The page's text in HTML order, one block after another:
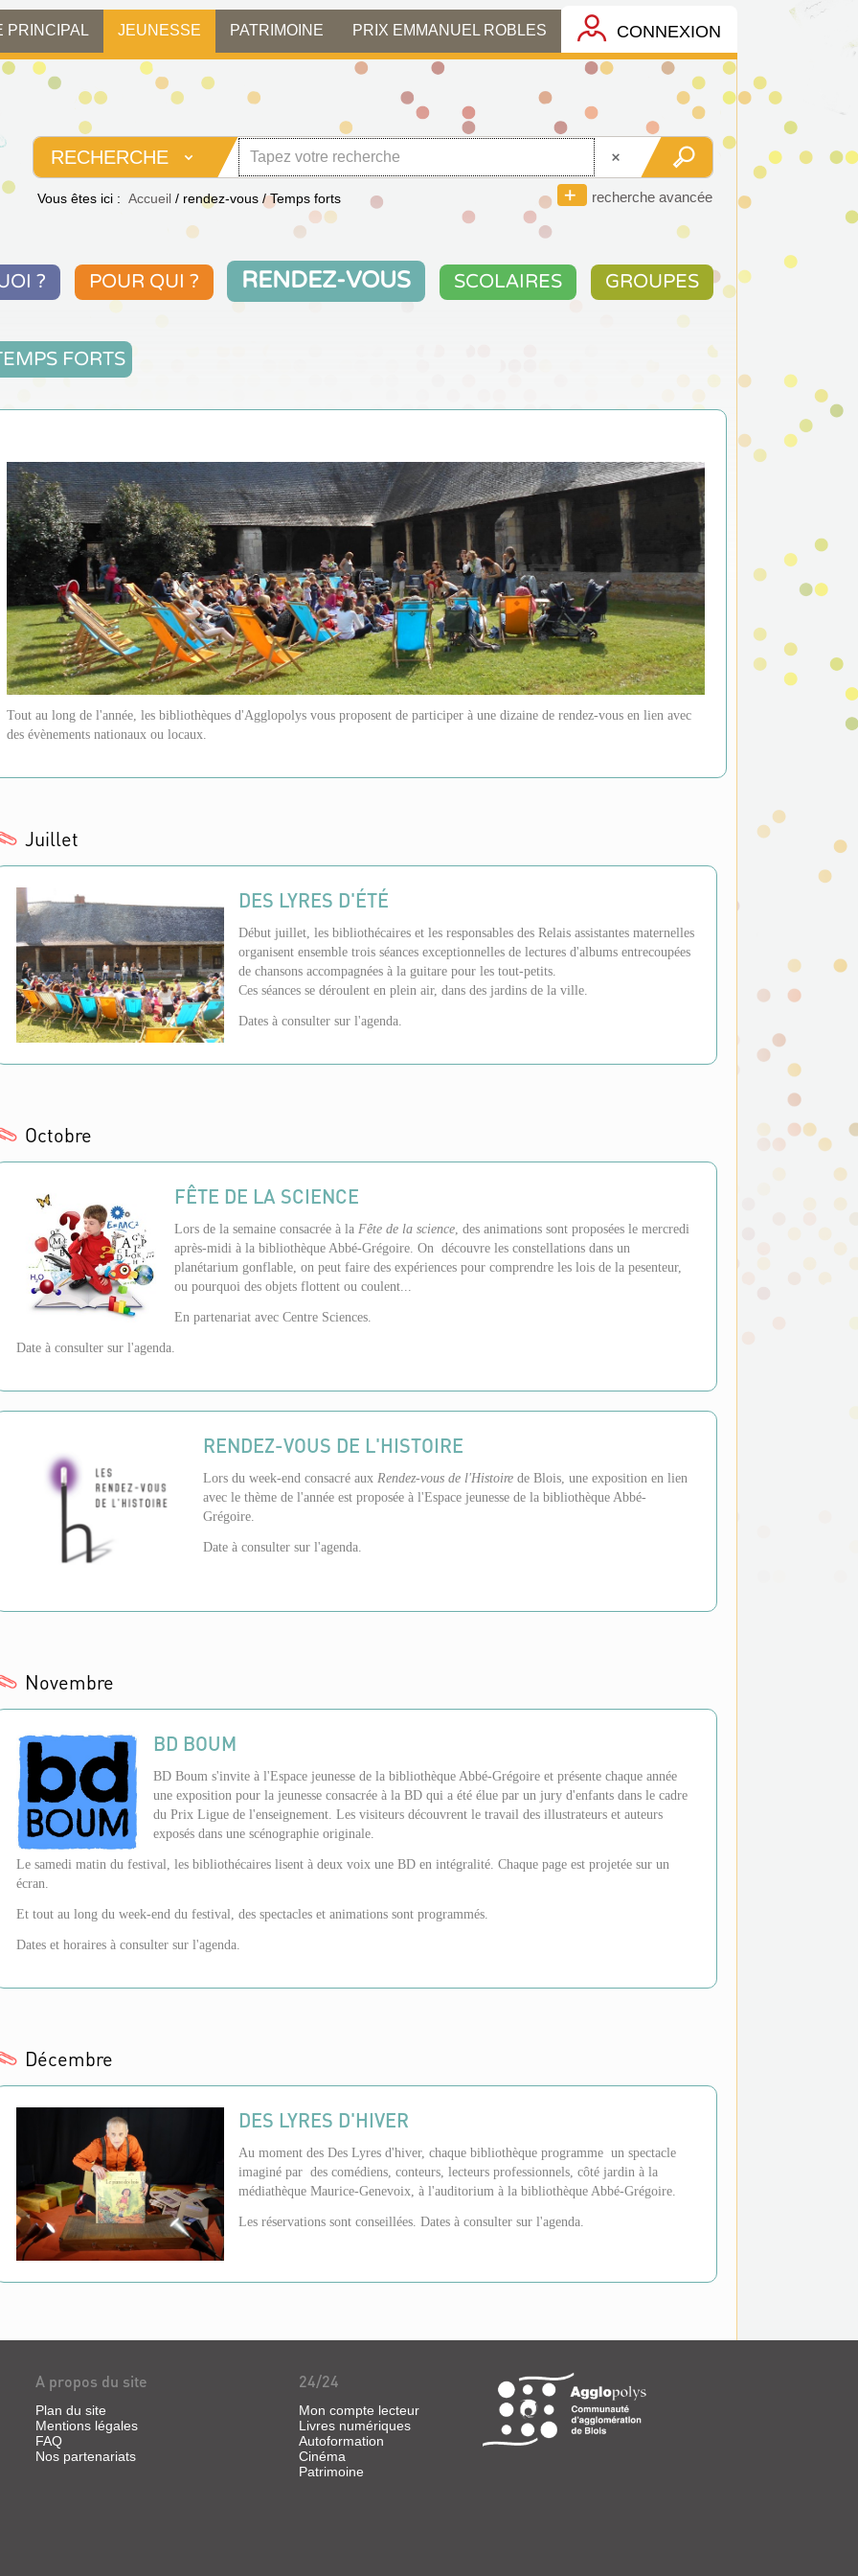
PRINCIPAL JEUNESSE PATRIMOINE PRIX EMMANUEL ROBLES CONNEXION
RECHERCHE
recherche avancée
Vous êtes ici : Accueil / rendez-vous /Temps forts
? POUR QUI ? RENDEZ-VOUS SCOLAIRES GROUPES
FORTS
Tout au long de l'année, les bibliothèques d'Agglopolys vous proposent de participer à une dizaine de rendez-vous en lien avec
des évènements nationaux ou locaux.
Juillet
DES LYRES D'ÉTÉ
Début juillet, les bibliothécaires et les responsables des Relais assistantes maternelles
organisent ensemble trois séances exceptionnelles de lectures d'albums entrecoupées
de chansons accompagnées à la guitare pour les tout-petits.
Ces séances se déroulent en plein air, dans des jardins de la ville.
Dates à consulter sur l'agenda.
Octobre
FÊTE DE LA SCIENCE
Lors de la semaine consacrée à la Fête de la science, des animations sont proposées le mercredi
après-midi à la bibliothèque Abbé-Grégoire. On découvre les constellations dans un
planétarium gonflable, on peut faire des expériences pour comprendre les lois de la pesenteur,
ou pourquoi des objets flottent ou coulent...
En partenariat avec Centre Sciences.
Date à consulter sur l'agenda.
RENDEZ-VOUS DE L'HISTOIRE
Lors du week-end consacré aux Rendez-vous de l'Histoirede Blois, une exposition en lien
avec le thème de l'année est proposée à l'Espace jeunesse de la bibliothèque Abbé-
Grégoire.
Date à consulter sur l'agenda.
Novembre
BD BOUM
BD Boum s'invite à l'Espace jeunesse de la bibliothèque Abbé-Grégoire et présente chaque année
une exposition pour la jeunesse consacrée à la BD qui a été élue par un jury d'enfants dans le cadre
du Prix Ligue de l'enseignement. Les visiteurs découvrent le travail des illustrateurs et auteurs
exposés dans une scénographie originale.
Le samedi matin du festival, les bibliothécaires lisent à deux voix une BD en intégralité. Chaque page est projetée sur un
écran.
Et tout au long du week-end du festival, des spectacles et animations sont programmés.
Dates et horaires à consulter sur l'agenda.
Décembre
DES LYRES D'HIVER
Au moment des Des Lyres d'hiver, chaque bibliothèque programme un spectacle
imaginé par des comédiens, conteurs, lecteurs professionnels, côté jardin à la
médiathèque Maurice-Genevoix, à l'auditorium à la bibliothèque Abbé-Grégoire.
Les réservations sont conseillées. Dates à consulter sur l'agenda.
A propos du site
Plan du site
Mentions légales
FAQ
Nos partenariats
24/24
Mon compte lecteur
Livres numériques
Autoformation
Cinéma
Patrimoine